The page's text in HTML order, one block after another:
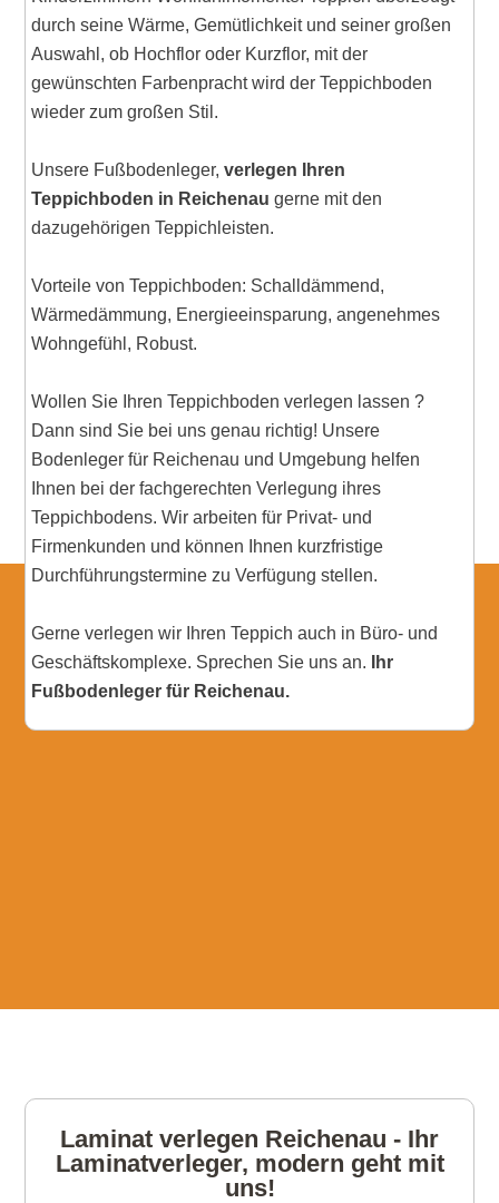
durch seine Wärme, Gemütlichkeit und seiner großen
Auswahl, ob Hochflor oder Kurzflor, mit der
gewünschten Farbenpracht wird der Teppichboden
wieder zum großen Stil.
Unsere Fußbodenleger,verlegen Ihren
Teppichboden in Reichenau gerne mit den
dazugehörigen Teppichleisten.
Vorteile von Teppichboden: Schalldämmend,
Wärmedämmung, Energieeinsparung, angenehmes
Wohngefühl, Robust.
Wollen Sie Ihren Teppichboden verlegen lassen ?
Dann sind Sie bei uns genau richtig! Unsere
Bodenleger für Reichenau und Umgebung helfen
Ihnen bei der fachgerechten Verlegung ihres
Teppichbodens. Wir arbeiten für Privat- und
Firmenkunden und können Ihnen kurzfristige
Durchführungstermine zu Verfügung stellen.
Gerne verlegen wir Ihren Teppich auch in Büro- und
Geschäftskomplexe. Sprechen Sie uns an.
Ihr
Fußbodenleger für Reichenau.
Laminat verlegen Reichenau - Ihr
Laminatverleger, modern geht mit
uns!